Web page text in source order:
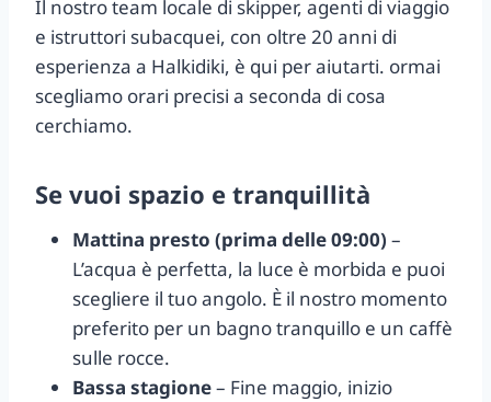
Il nostro team locale di skipper, agenti di viaggio
e istruttori subacquei, con oltre 20 anni di
esperienza a Halkidiki, è qui per aiutarti. ormai
scegliamo orari precisi a seconda di cosa
cerchiamo.
Se vuoi spazio e tranquillità
Mattina presto (prima delle 09:00) –
L’acqua è perfetta, la luce è morbida e puoi
scegliere il tuo angolo. È il nostro momento
preferito per un bagno tranquillo e un caffè
sulle rocce.
Bassa stagione– Fine maggio, inizio